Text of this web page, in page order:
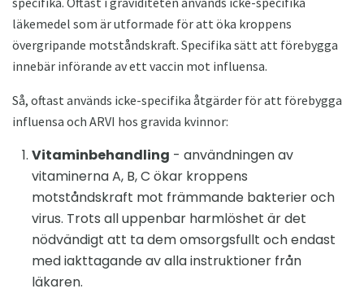
läkemedel som är utformade för att öka kroppens
övergripande motståndskraft. Specifika sätt att förebygga
innebär införande av ett vaccin mot influensa.
Så, oftast används icke-specifika åtgärder för att förebygga
influensa och ARVI hos gravida kvinnor:
Vitaminbehandling - användningen av
vitaminerna A, B, C ökar kroppens
motståndskraft mot främmande bakterier och
virus. Trots all uppenbar harmlöshet är det
nödvändigt att ta dem omsorgsfullt och endast
med iakttagande av alla instruktioner från
läkaren.